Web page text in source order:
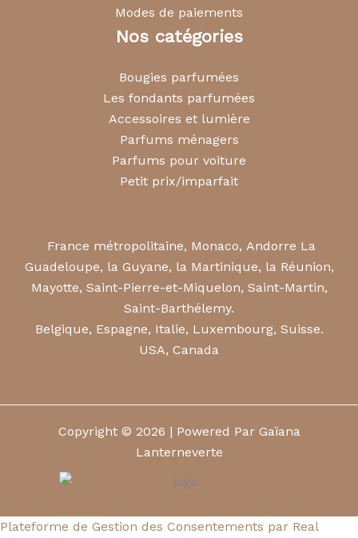
Modes de paiements
Nos catégories
Bougies parfumées
Les fondants parfumées
Accessoires et lumière
Parfums ménagers
Parfums pour voiture
Petit prix/imparfait
France métropolitaine, Monaco, Andorre La
Guadeloupe, la Guyane, la Martinique, la Réunion,
Mayotte, Saint-Pierre-et-Miquelon, Saint-Martin,
Saint-Barthélemy.
Belgique, Espagne, Italie, Luxembourg, Suisse.
USA, Canada
Copyright © 2026 | Powered Par Gaïana
Lanterneverte
Plateforme de Gestion des Consentements par Real